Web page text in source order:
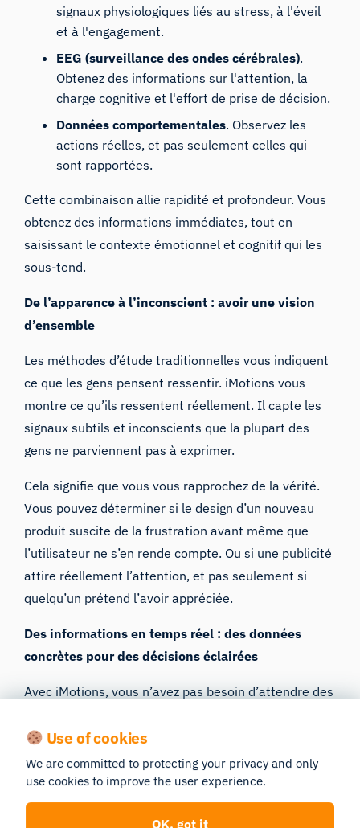
signaux physiologiques liés au stress, à l'éveil
et à l'engagement.
EEG (surveillance des ondes cérébrales).
Obtenez des informations sur l'attention, la
charge cognitive et l'effort de prise de décision.
Données comportementales. Observez les
actions réelles, et pas seulement celles qui
sont rapportées.
Cette combinaison allie rapidité et profondeur. Vous
obtenez des informations immédiates, tout en
saisissant le contexte émotionnel et cognitif qui les
sous-tend.
De l’apparence à l’inconscient : avoir une vision
d’ensemble
Les méthodes d’étude traditionnellesvous indiquent
ce que les gens pensent ressentir. iMotions vous
montre ce qu’ils ressentent réellement. Il capte les
signaux subtils et inconscients que la plupart des
gens ne parviennent pas à exprimer.
Cela signifie que vous vous rapprochez de la vérité.
Vous pouvez déterminer si le design d’un nouveau
produit suscite de la frustration avant même que
l’utilisateur ne s’en rende compte. Ou si une publicité
attire réellement l’attention, et pas seulement si
quelqu’un prétend l’avoir appréciée.
Des informations en temps réel : des données
concrètes pour des décisions éclairées
Avec iMotions, vous n’avez pas besoin d’attendre des
fournit des visualisations et des analyses en temps
réel. Vous pouvez suivre l’évolution de l’étude au fur
et à mesure de son déroulement.
Use of cookies
We are committed to protecting your privacy and only
use cookies to improve the user experience.
OK, got it